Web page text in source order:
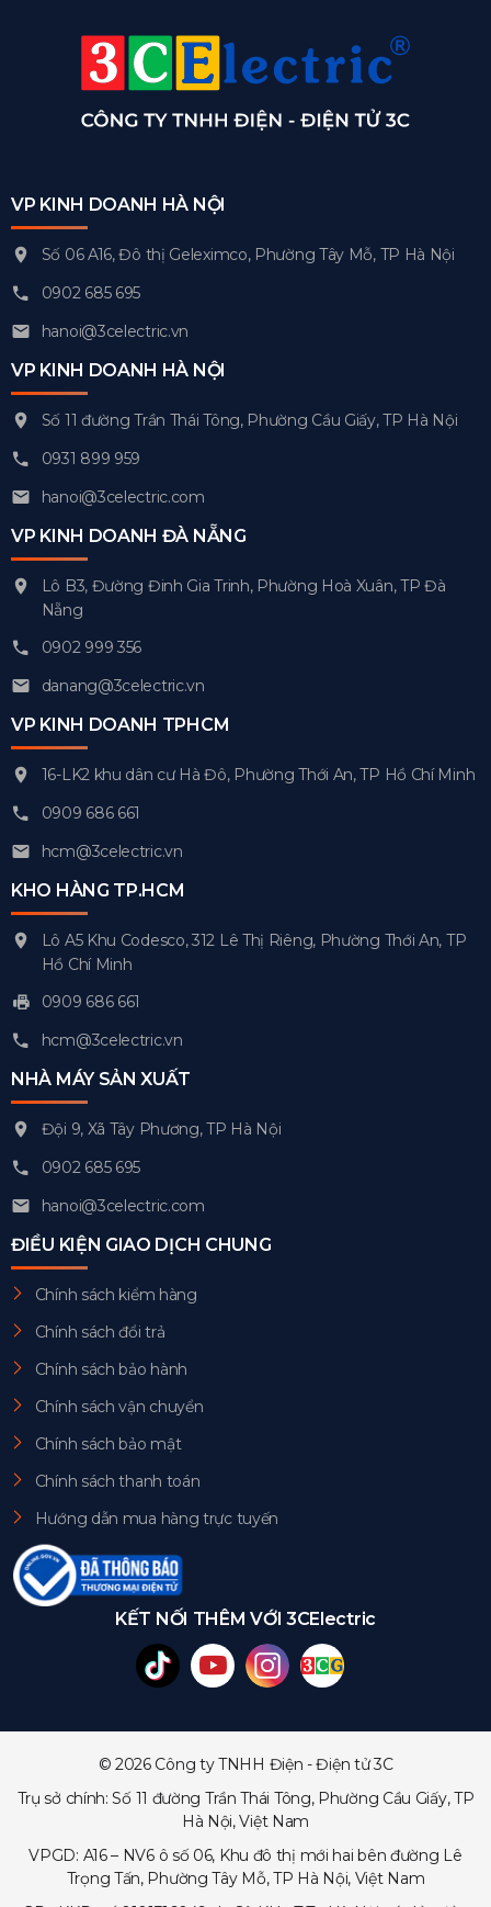
VP KINH DOANH HÀ NỘI
Số 06 A16, Đô thị Geleximco, Phường Tây Mỗ, TP Hà Nội
0902 685 695
hanoi@3celectric.vn
VP KINH DOANH HÀ NỘI
Số 11 đường Trần Thái Tông, Phường Cầu Giấy, TP Hà Nội
0931 899 959
hanoi@3celectric.com
VP KINH DOANH ĐÀ NẴNG
Lô B3, Đường Đinh Gia Trinh, Phường Hoà Xuân, TP Đà
Nẵng
0902 999 356
danang@3celectric.vn
VP KINH DOANH TPHCM
16-LK2 khu dân cư Hà Đô, Phường Thới An, TP Hồ Chí Minh
0909 686 661
hcm@3celectric.vn
KHO HÀNG TP.HCM
Lô A5 Khu Codesco, 312 Lê Thị Riêng, Phường Thới An, TP
Hồ Chí Minh
0909 686 661
hcm@3celectric.vn
NHÀ MÁY SẢN XUẤT
Đội 9, Xã Tây Phương, TP Hà Nội
0902 685 695
hanoi@3celectric.com
ĐIỀU KIỆN GIAO DỊCH CHUNG
Chính sách kiểm hàng
Chính sách đổi trả
Chính sách bảo hành
Chính sách vận chuyển
Chính sách bảo mật
Chính sách thanh toán
Hướng dẫn mua hàng trực tuyến
KẾT NỐI THÊM VỚI 3CElectric
© 2026 Công ty TNHH Điện - Điện tử 3C
Trụ sở chính: Số 11 đường Trần Thái Tông, Phường Cầu Giấy, TP
Hà Nội, Việt Nam
VPGD: A16 – NV6 ô số 06, Khu đô thị mới hai bên đường Lê
Trọng Tấn, Phường Tây Mỗ, TP Hà Nội, Việt Nam